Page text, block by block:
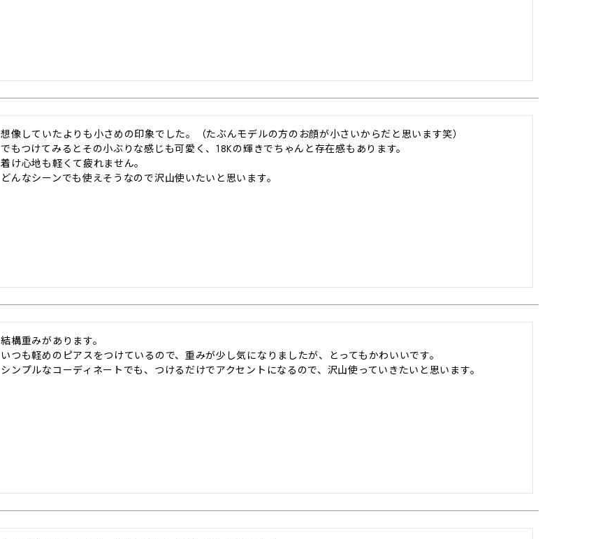
想像していたよりも小さめの印象でした。（たぶんモデルの方のお顔が小さいからだと思います笑）
でもつけてみるとその小ぶりな感じも可愛く、18Kの輝きでちゃんと存在感もあります。
着け心地も軽くて疲れません。
どんなシーンでも使えそうなので沢山使いたいと思います。
結構重みがあります。
いつも軽めのピアスをつけているので、重みが少し気になりましたが、とってもかわいいです。
シンプルなコーディネートでも、つけるだけでアクセントになるので、沢山使っていきたいと思います。